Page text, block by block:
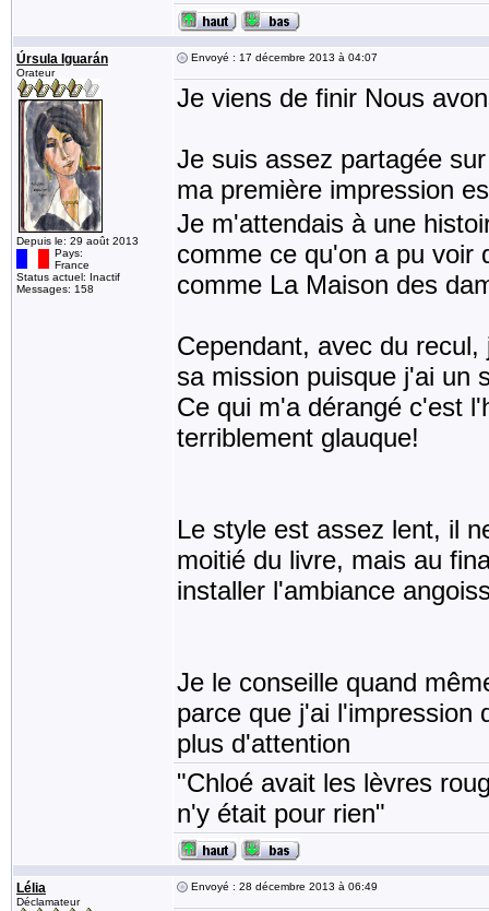
Úrsula Iguarán
Orateur
Depuis le: 29 août 2013
Pays:
France
Status actuel: Inactif
Messages: 158
Envoyé : 17 décembre 2013 à 04:07
Je viens de finir Nous
Je suis assez partagée
ma première impression
Je m'attendais à une
comme ce qu'on a pu voir
comme La Maison des
Cependant, avec du
sa mission puisque j'ai un
Ce qui m'a dérangé c'est
terriblement glauque!
Le style est assez lent, il
moitié du livre, mais au
installer l'ambiance
Je le conseille quand
parce que j'ai l'impression
plus d'attention
"Chloé avait les lèvres
n'y était pour rien"
Lélia
Déclamateur
Envoyé : 28 décembre 2013 à 06:49